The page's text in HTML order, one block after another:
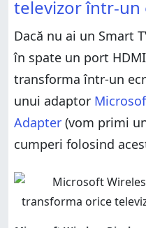
televizor într-un
Dacă nu ai un Smart
în spate un port
transforma într-un
unui adaptor
Adapter (vom primi
cumperi folosind